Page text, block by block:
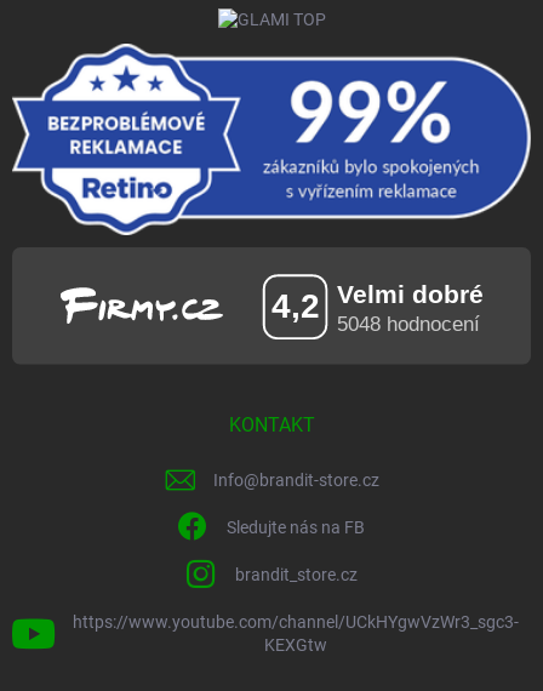
KONTAKT
Info@brandit-store.cz
Sledujte nás na FB
brandit_store.cz
https://www.youtube.com/channel/UCkHYgwVzWr3_sgc3-
KEXGtw